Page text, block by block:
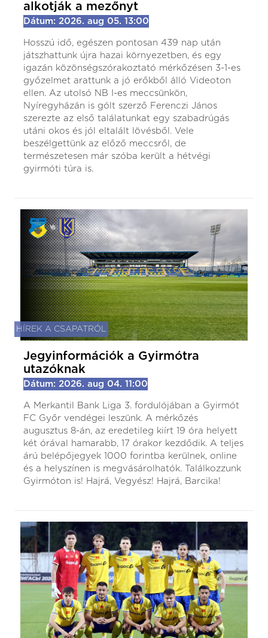
alkotják a mezőnyt
Dátum: 2026. aug 05. 13:00
Hosszú idő, egészen pontosan 439 nap után
játszhattunk újra hazai környezetben, és egy
igazán közönségszórakoztató mérkőzésen 3-1-es
győzelmet arattunk a jó erőkből álló Videoton
ellen. Az utolsó NB I-es meccsünkön,
Nyíregyházán is gólt szerző Ferenczi János
szerezte az első találatunkat egy szabadrúgás
utáni okos és jól eltalált lövésből. Vele
beszélgettünk az előző meccsről, de
természetesen már szóba került a hétvégi
gyirmóti túra is.
HÍREK A CSAPATRÓL
Jegyinformációk a Gyirmótra
utazóknak
Dátum: 2026. aug 04. 11:00
A Merkantil Bank Liga 3. fordulójában a Gyirmót
FC Győr vendégei leszünk. A mérkőzés
augusztus 8-án, az eredetileg kiírt 19 óra helyett
két órával hamarabb, 17 órakor kezdődik. A teljes
árú belépőjegyek 1000 forintba kerülnek, online
és a helyszínen is megvásárolhatók. Találkozzunk
Gyirmóton is! Hajrá, Vegyész! Hajrá, Barcika!